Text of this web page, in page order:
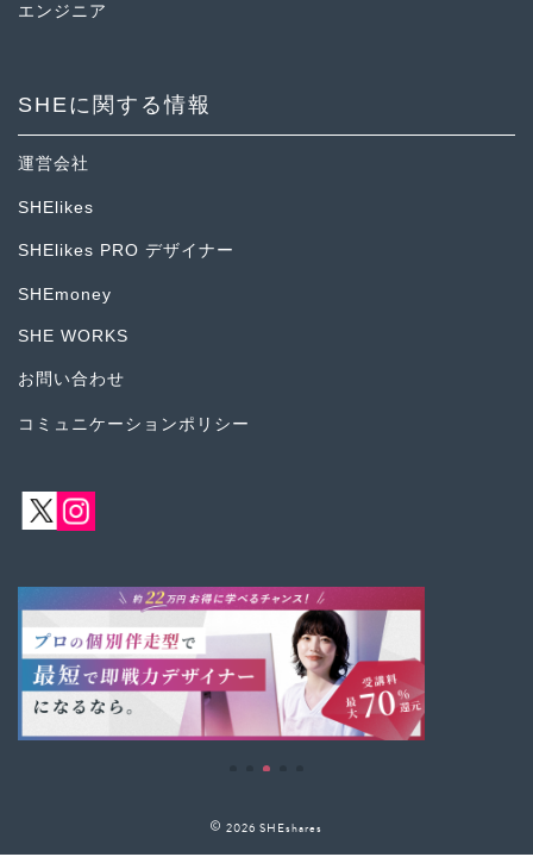
エンジニア
SHEに関する情報
運営会社
SHElikes
SHElikes PRO デザイナー
SHEmoney
SHE WORKS
お問い合わせ
コミュニケーションポリシー
2026 SHEshares